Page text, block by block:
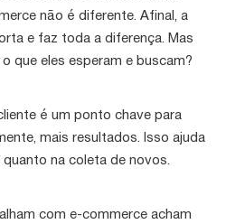
não é diferente. Afinal, a
e faz toda a diferença. Mas
que eles esperam e buscam?
é um ponto chave para
mais resultados. Isso ajuda
na coleta de novos.
com e-commerce acham